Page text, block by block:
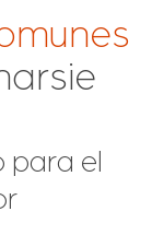
para el